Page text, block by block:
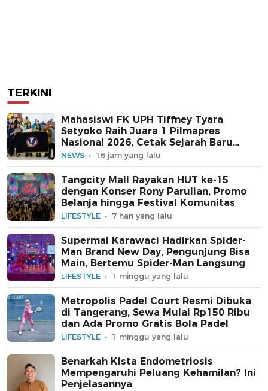
TERKINI
Mahasiswi FK UPH Tiffney Tyara
Setyoko Raih Juara 1 Pilmapres
Nasional 2026, Cetak Sejarah Baru
untuk Kampus Swasta
NEWS 16 jam yang lalu
Tangcity Mall Rayakan HUT ke-15
dengan Konser Rony Parulian, Promo
Belanja hingga Festival Komunitas
LIFESTYLE 7 hari yang lalu
Supermal Karawaci Hadirkan Spider-
Man Brand New Day, Pengunjung Bisa
Main, Bertemu Spider-Man Langsung
LIFESTYLE 1 minggu yang lalu
Metropolis Padel Court Resmi Dibuka
di Tangerang, Sewa Mulai Rp150 Ribu
dan Ada Promo Gratis Bola Padel
LIFESTYLE 1 minggu yang lalu
Benarkah Kista Endometriosis
Mempengaruhi Peluang Kehamilan? Ini
Penjelasannya